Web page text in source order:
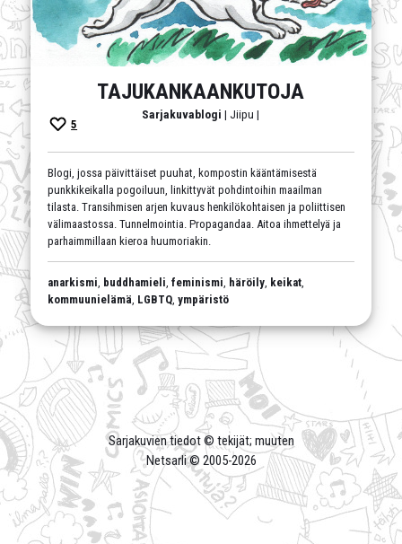
TAJUKANKAANKUTOJA
Sarjakuvablogi | Jiipu |
5
Blogi, jossa päivittäiset puuhat, kompostin kääntämisestä
punkkikeikalla pogoiluun, linkittyvät pohdintoihin maailman
tilasta. Transihmisen arjen kuvaus henkilökohtaisen ja poliittisen
välimaastossa. Tunnelmointia. Propagandaa. Aitoa ihmettelyä ja
parhaimmillaan kieroa huumoriakin.
anarkismi, buddhamieli,feminismi, häröily, keikat,
kommuunielämä, LGBTQ,ympäristö
Sarjakuvien tiedot © tekijät; muuten
Netsarli © 2005-2026